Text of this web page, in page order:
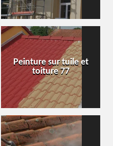
Peinture sur tuile et
toiture 77